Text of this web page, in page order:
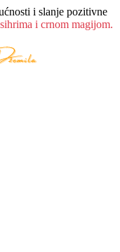
i slanje pozitivne
i crnom magijom.